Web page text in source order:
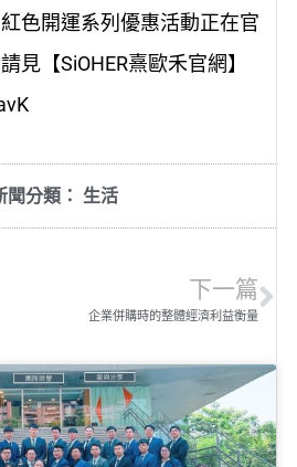
色開運系列優惠活動正在官
見【SiOHER熹歐禾官網】
聞分類： 生活
下一篇
企業併購時的整體經濟利益衡量